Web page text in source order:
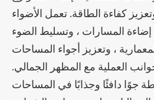
كفاءة الطاقة. تعمل الأضواء
إضاءة المسارات ، وتسليط الضوء
، وتعزيز أجواء المساحات
العملية مع المظهر الجمالي.
جوًا دافئًا وجذابًا في المساحات